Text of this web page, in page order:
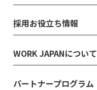
採用お役立ち情報
WORK JAPANについて
パートナープログラム